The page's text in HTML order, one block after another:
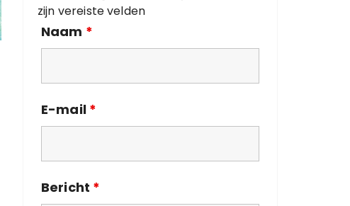
n
zijn vereiste velden
Naam *
E-mail *
Bericht *